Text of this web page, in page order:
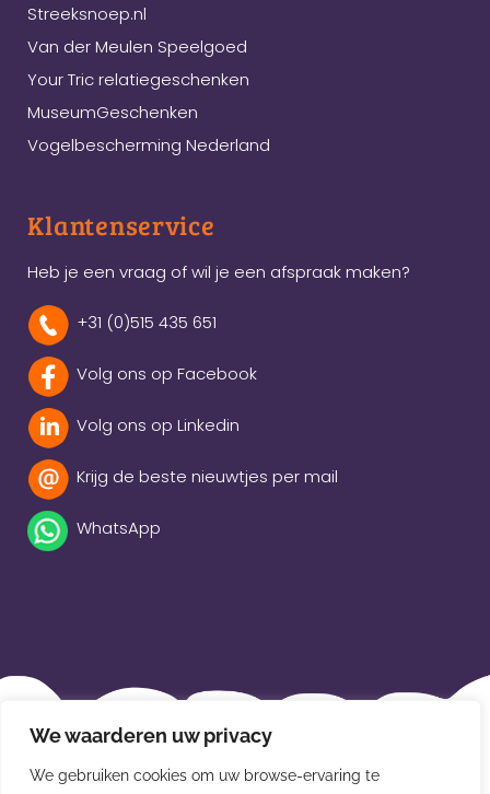
We waarderen uw privacy
We gebruiken cookies om uw browse-ervaring te
Streeksnoep.nl
Van der Meulen Speelgoed
Your Tric relatiegeschenken
MuseumGeschenken
Vogelbescherming Nederland
Klantenservice
Heb je een vraag of wil je een afspraak maken?
+31 (0)515 435 651
Volg ons op Facebook
Volg ons op Linkedin
Krijg de beste nieuwtjes per mail
WhatsApp
Beleidsverklaring
Privacybeleid